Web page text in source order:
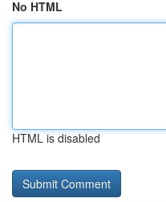
No HTML
HTML is disabled